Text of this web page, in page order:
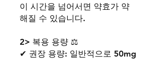
이 시간을 넘어서면 약효가 약
해질 수 있습니다.
2> 복용 용량 ⚖️
✔ 권장 용량: 일반적으로 50mg